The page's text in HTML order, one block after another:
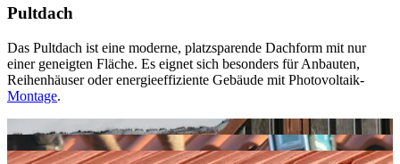
Pultdach
Das Pultdach ist eine moderne, platzsparende Dachform mit nur
einer geneigten Fläche. Es eignet sich besonders für Anbauten,
Reihenhäuser oder energieeffiziente Gebäude mit Photovoltaik-
Montage.